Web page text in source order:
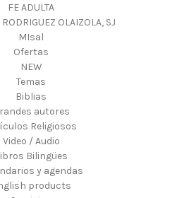
FE ADULTA
OLAIZOLA, SJ
MIsal
Ofertas
NEW
Temas
Biblias
autores
Religiosos
Video / Audio
Bilingües
y agendas
products